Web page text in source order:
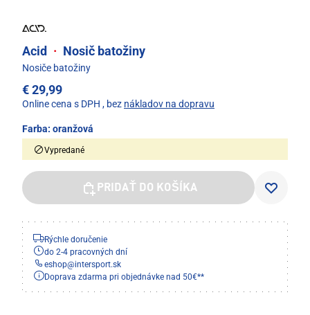
Acid · Nosič batožiny
Nosiče batožiny
€ 29,99
Online cena s DPH , bez nákladov na dopravu
Farba: oranžová
Vypredané
PRIDAŤ DO KOŠÍKA
Rýchle doručenie
do 2-4 pracovných dní
eshop@intersport.sk
Doprava zdarma pri objednávke nad 50€**